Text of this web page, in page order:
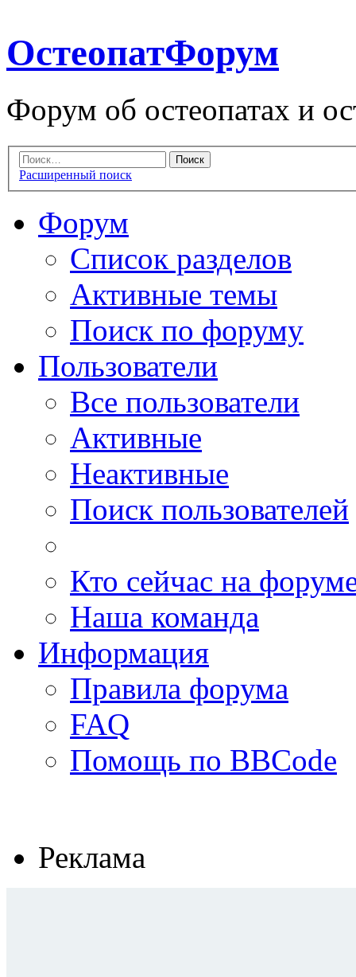
ОстеопатФорум
Форум об остеопатах и
Расширенный поиск
Форум
Список разделов
Активные темы
Поиск по форуму
Пользователи
Все пользователи
Активные
Неактивные
Поиск пользователей
Кто сейчас на
Наша команда
Информация
Правила форума
FAQ
Помощь по BBCode
Реклама